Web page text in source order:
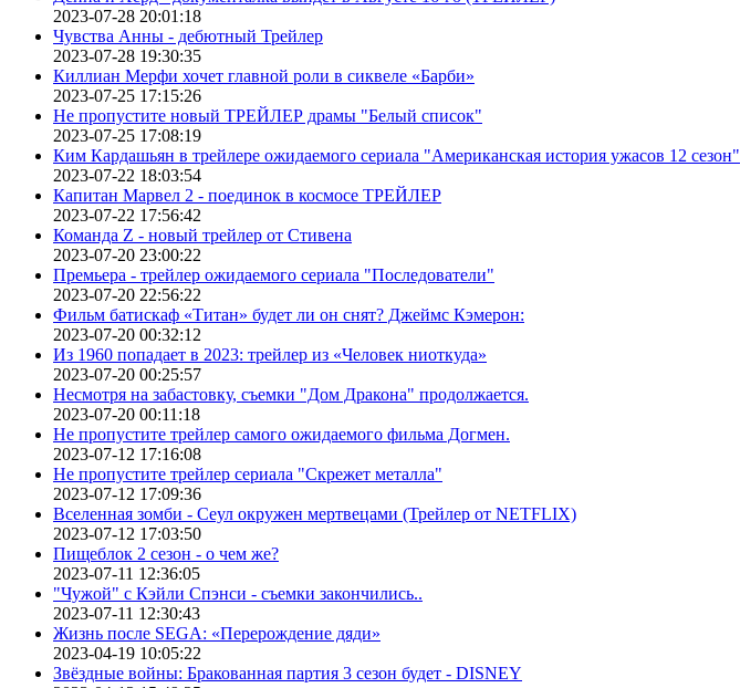
2023-07-28 20:01:18
Чувства Анны - дебютный Трейлер
2023-07-28 19:30:35
Киллиан Мерфи хочет главной роли в сиквеле «Барби»
2023-07-25 17:15:26
Не пропустите новый ТРЕЙЛЕР драмы "Белый список"
2023-07-25 17:08:19
Ким Кардашьян в трейлере ожидаемого сериала "Американская история ужасов 12 сезон"
2023-07-22 18:03:54
Капитан Марвел 2 - поединок в космосе ТРЕЙЛЕР
2023-07-22 17:56:42
Команда Z - новый трейлер от Стивена
2023-07-20 23:00:22
Премьера - трейлер ожидаемого сериала "Последователи"
2023-07-20 22:56:22
Фильм батискаф «Титан» будет ли он снят? Джеймс Кэмерон:
2023-07-20 00:32:12
Из 1960 попадает в 2023: трейлер из «Человек ниоткуда»
2023-07-20 00:25:57
Несмотря на забастовку, съемки "Дом Дракона" продолжается.
2023-07-20 00:11:18
Не пропустите трейлер самого ожидаемого фильма Догмен.
2023-07-12 17:16:08
Не пропустите трейлер сериала "Скрежет металла"
2023-07-12 17:09:36
Вселенная зомби - Сеул окружен мертвецами (Трейлер от NETFLIX)
2023-07-12 17:03:50
Пищеблок 2 сезон - о чем же?
2023-07-11 12:36:05
"Чужой" с Кэйли Спэнси - съемки закончились..
2023-07-11 12:30:43
Жизнь после SEGA: «Перерождение дяди»
2023-04-19 10:05:22
Звёздные войны: Бракованная партия 3 сезон будет - DISNEY